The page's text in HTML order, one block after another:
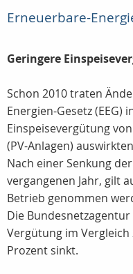
Erneuerbare-
Geringere
Schon 2010 traten
Energien-Gesetz (EEG)
Einspeisevergütung
(PV-Anlagen)
Nach einer Senkung
vergangenen Jahr, gilt
Betrieb genommen
Die
Vergütung im Vergleich
Prozent sinkt.